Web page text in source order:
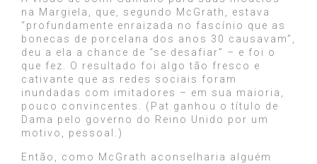
na Margiela, que, segundo McGrath, estava
“profundamente enraizada no fascínio que as
bonecas de porcelana dos anos 30 causavam”,
deu a ela a chance de “se desafiar” – e foi o
que fez. O resultado foi algo tão fresco e
cativante que as redes sociais foram
inundadas com imitadores – em sua maioria,
pouco convincentes. (Pat ganhou o título de
Dama pelo governo do Reino Unido por um
motivo, pessoal.)
Então, como McGrath aconselharia alguém